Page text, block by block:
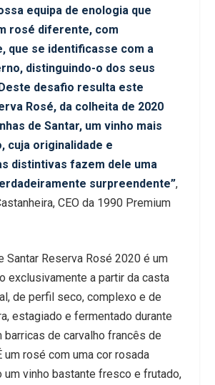
equipa de enologia que
rosé diferente, com
que se identificasse com a
distinguindo-o dos seus
desafio resulta este
Rosé, da colheita de 2020
de Santar, um vinho mais
cuja originalidade e
distintivas fazem dele uma
surpreendente”,
CEO da 1990 Premium
Santar Reserva Rosé 2020 é um
exclusivamente a partir da casta
de perfil seco, complexo e de
estagiado e fermentado durante
de carvalho francês de
um rosé com uma cor rosada
um vinho bastante fresco e frutado,